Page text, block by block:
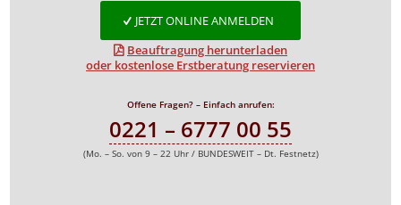
JETZT ONLINE ANMELDEN
Beauftragung herunterladen
oder kostenlose Erstberatung reservieren
Offene Fragen? – Einfach anrufen:
0221 – 6777 00 55
(Mo. – So. von 9 – 22 Uhr / BUNDESWEIT – Dt. Festnetz)